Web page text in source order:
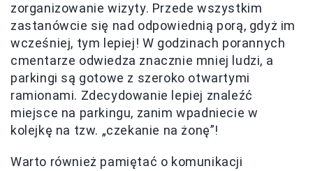
zorganizowanie wizyty. Przede wszystkim
zastanówcie się nad odpowiednią porą, gdyż im
wcześniej, tym lepiej! W godzinach porannych
cmentarze odwiedza znacznie mniej ludzi, a
parkingi są gotowe z szeroko otwartymi
ramionami. Zdecydowanie lepiej znaleźć
miejsce na parkingu, zanim wpadniecie w
kolejkę na tzw. „czekanie na żonę”!
Warto również pamiętać o komunikacji